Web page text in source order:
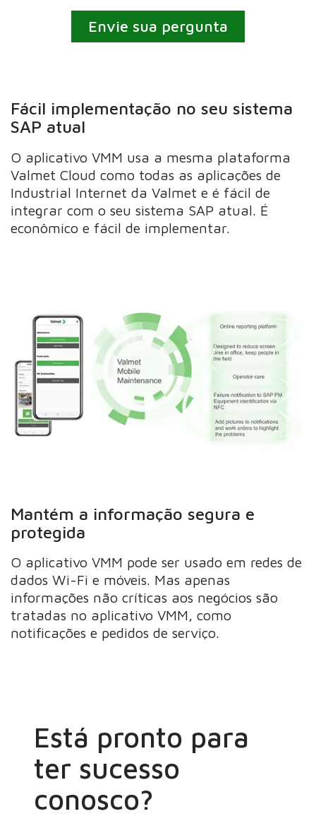
Envie sua pergunta
Fácil implementação no seu sistema
SAP atual
O aplicativo VMM usa a mesma plataforma
Valmet Cloud como todas as aplicações de
Industrial Internet da Valmet e é fácil de
integrar com o seu sistema SAP atual. É
econômico e fácil de implementar.
Mantém a informação segura e
protegida
O aplicativo VMM pode ser usado em redes de
dados Wi-Fi e móveis. Mas apenas
informações não críticas aos negócios são
tratadas no aplicativo VMM, como
notificações e pedidos de serviço.
Está pronto para
ter sucesso
conosco?